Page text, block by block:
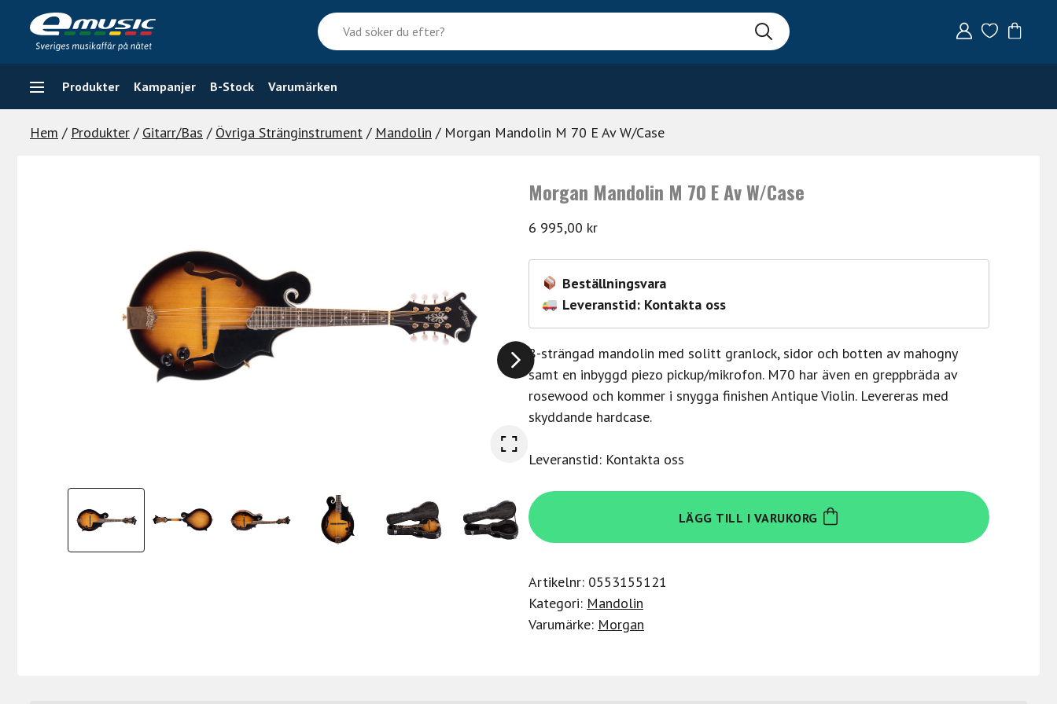
content
Vad
söker
du
efter?
Produkter Kampanjer B-Stock Varumärken
Hem / Produkter / Gitarr/Bas / Övriga Stränginstrument / Mandolin / Morgan Mandolin M 70 E Av W/Case
Morgan Mandolin M 70 E Av W/Case
6 995,00 kr
Beställningsvara
Leveranstid: Kontakta oss
8-strängad mandolin med solitt granlock, sidor och botten av mahogny
samt en inbyggd piezo pickup/mikrofon. M70 har även en greppbräda av
rosewood och kommer i snygga finishen Antique Violin. Levereras med
skyddande hardcase.
Leveranstid: Kontakta oss
Morgan
Mandolin
M
E
Av
W/Case
LÄGG TILL I VARUKORG
Artikelnr: 0553155121
Kategori: Mandolin
Varumärke: Morgan